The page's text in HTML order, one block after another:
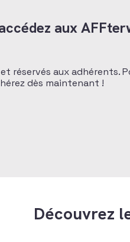
aux
réservés aux adhérents.
dès maintenant !
Découvrez